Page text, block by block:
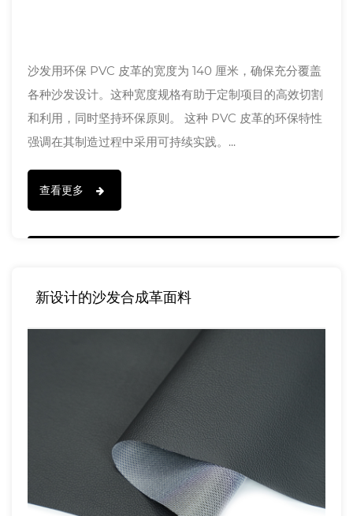
沙发用环保 PVC 皮革的宽度为 140 厘米，确保充分覆盖
各种沙发设计。这种宽度规格有助于定制项目的高效切割
和利用，同时坚持环保原则。 这种 PVC 皮革的环保特性
强调在其制造过程中采用可持续实践。...
查看更多
新设计的沙发合成革面料